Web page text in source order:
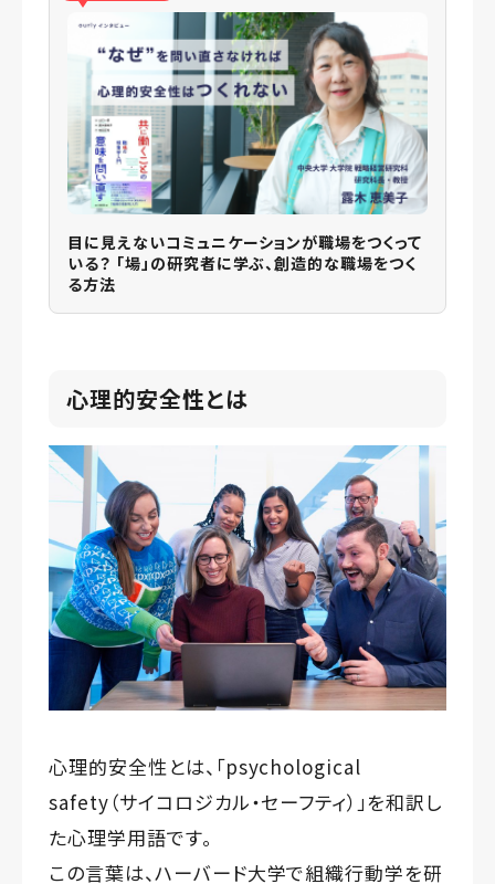
目に見えないコミュニケーションが職場をつくって
いる？ 「場」の研究者に学ぶ、創造的な職場をつく
る方法
心理的安全性とは
心理的安全性とは、「psychological
safety（サイコロジカル・セーフティ）」を和訳し
た心理学用語です。
この言葉は、ハーバード大学で組織行動学を研